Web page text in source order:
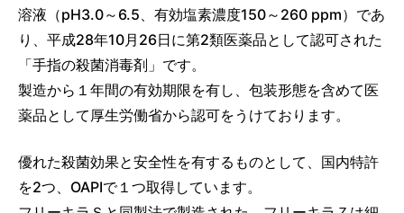
溶液（pH3.0～6.5、有効塩素濃度150～260 ppm） であ
り、平成28年10月26日に第2類医薬品として認可された
「手指の殺菌消毒剤」 です。
製造から１年間の有効期限を有し、包装形態を含めて医
薬品として厚生労働省から認可をうけております。
優れた殺菌効果と安全性を有するものとして、国内特許
を2つ、OAPIで１つ取得しています。